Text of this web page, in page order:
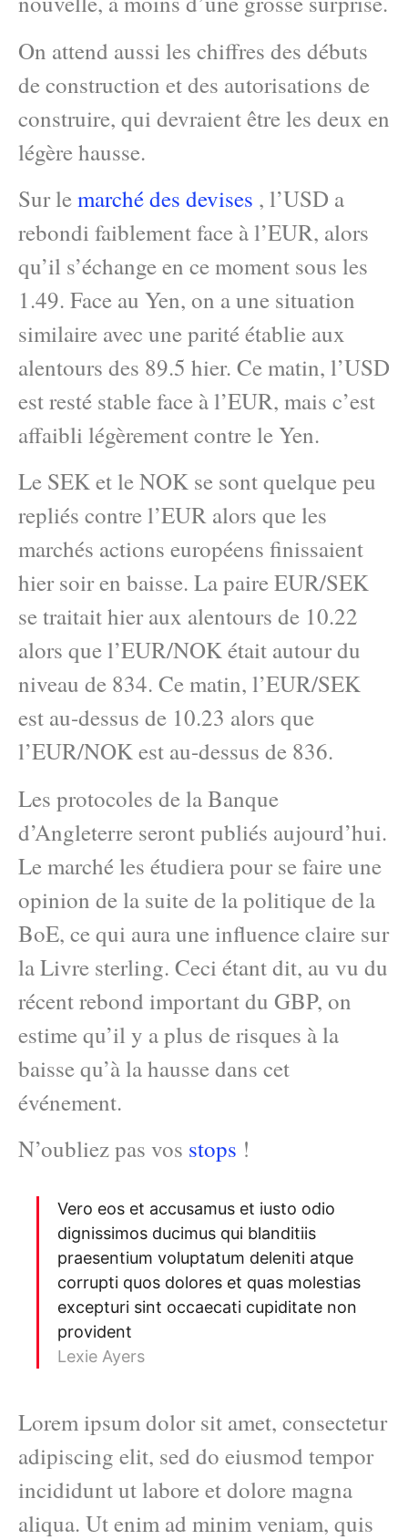
On attend aussi les chiffres des débuts
de construction et des autorisations de
construire, qui devraient être les deux en
légère hausse.
Sur lemarché des devises , l’USD a
rebondi faiblement face à l’EUR, alors
qu’il s’échange en ce moment sous les
1.49. Face au Yen, on a une situation
similaire avec une parité établie aux
alentours des 89.5 hier. Ce matin, l’USD
est resté stable face à l’EUR, mais c’est
affaibli légèrement contre le Yen.
Le SEK et le NOK se sont quelque peu
repliés contre l’EUR alors que les
marchés actions européens finissaient
hier soir en baisse. La paire EUR/SEK
se traitait hier aux alentours de 10.22
alors que l’EUR/NOK était autour du
niveau de 834. Ce matin, l’EUR/SEK
est au-dessus de 10.23 alors que
l’EUR/NOK est au-dessus de 836.
Les protocoles de la Banque
d’Angleterre seront publiés aujourd’hui.
Le marché les étudiera pour se faire une
opinion de la suite de la politique de la
BoE, ce qui aura une influence claire sur
la Livre sterling. Ceci étant dit, au vu du
récent rebond important du GBP, on
estime qu’il y a plus de risques à la
baisse qu’à la hausse dans cet
événement.
N’oubliez pas vos stops !
Vero eos et accusamus et iusto odio
dignissimos ducimus qui blanditiis
praesentium voluptatum deleniti atque
corrupti quos dolores et quas molestias
excepturi sint occaecati cupiditate non
provident
Lexie Ayers
Lorem ipsum dolor sit amet, consectetur
adipiscing elit, sed do eiusmod tempor
incididunt ut labore et dolore magna
aliqua. Ut enim ad minim veniam, quis